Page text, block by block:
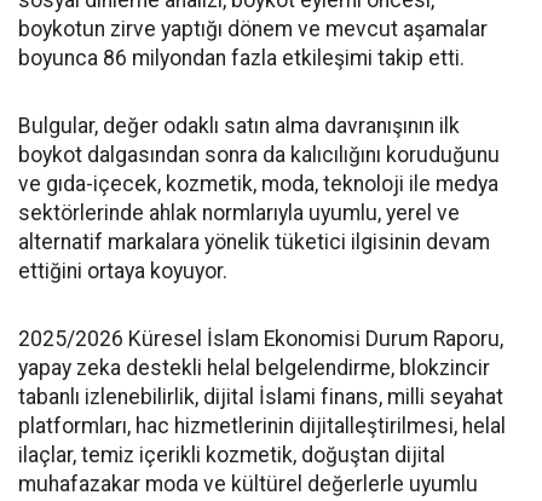
boykotun zirve yaptığı dönem ve mevcut aşamalar
boyunca 86 milyondan fazla etkileşimi takip etti.
Bulgular, değer odaklı satın alma davranışının ilk
boykot dalgasından sonra da kalıcılığını koruduğunu
ve gıda-içecek, kozmetik, moda, teknoloji ile medya
sektörlerinde ahlak normlarıyla uyumlu, yerel ve
alternatif markalara yönelik tüketici ilgisinin devam
ettiğini ortaya koyuyor.
2025/2026 Küresel İslam Ekonomisi Durum Raporu,
yapay zeka destekli helal belgelendirme, blokzincir
tabanlı izlenebilirlik, dijital İslami finans, milli seyahat
platformları, hac hizmetlerinin dijitalleştirilmesi, helal
ilaçlar, temiz içerikli kozmetik, doğuştan dijital
muhafazakar moda ve kültürel değerlerle uyumlu